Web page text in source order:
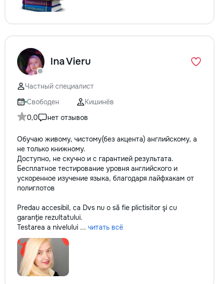
Ina Vieru
Частный специалист
Свободен
Кишинёв
0,0
нет отзывов
Обучаю живому, чистому(без акцента) английскому, а
не только книжному.
Доступно, не скучно и с гарантией результата.
Бесплатное тестирование уровня английского и
ускоренное изучение языка, благодаря лайфхакам от
полиглотов
Predau accesibil, ca Dvs nu o să fie plictisitor şi cu
garanţie rezultatului.
Testarea a nivelului ... читать всё